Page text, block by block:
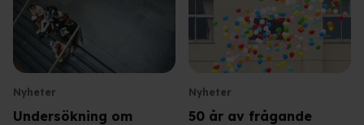
Nyheter
Undersökning om
Nyheter
50 år av frågande